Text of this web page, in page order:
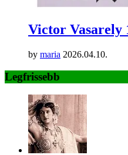
Victor Vasarely
by maria 2026.04.10.
Legfrissebb